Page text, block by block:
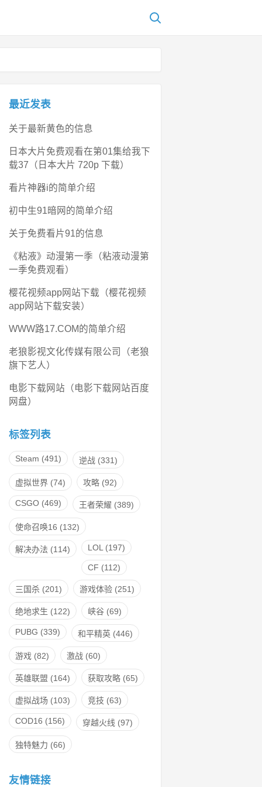
最近发表
关于最新黄色的信息
日本大片免费观看在第01集给我下
载37（日本大片 720p 下载）
看片神器i的简单介绍
初中生91暗网的简单介绍
关于免费看片91的信息
《粘液》动漫第一季（粘液动漫第
一季免费观看）
樱花视频app网站下载（樱花视频
app网站下载安装）
WWW路17.COM的简单介绍
老狼影视文化传媒有限公司（老狼
旗下艺人）
电影下载网站（电影下载网站百度
网盘）
标签列表
Steam (491) 逆战 (331)
虚拟世界 (74) 攻略 (92)
CSGO (469) 王者荣耀 (389)
使命召唤16 (132)
解决办法 (114) LOL (197)
CF (112)
三国杀 (201) 游戏体验 (251)
绝地求生 (122) 峡谷 (69)
PUBG (339) 和平精英 (446)
游戏 (82) 激战 (60)
英雄联盟 (164) 获取攻略 (65)
虚拟战场 (103) 竞技 (63)
COD16 (156) 穿越火线 (97)
独特魅力 (66)
友情链接